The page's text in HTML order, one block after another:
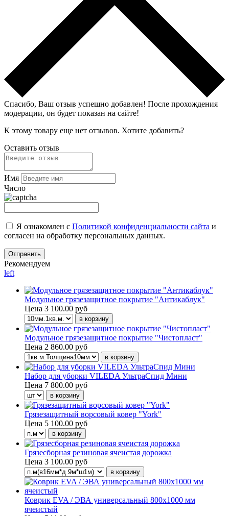
Спасибо, Ваш отзыв успешно добавлен! После прохождения
модерации, он будет показан на сайте!
К этому товару еще нет отзывов. Хотите добавить?
Оставить отзыв
Имя
Число
Я ознакомлен с Политикой конфиденциальности сайта и
согласен на обработку персональных данных.
Рекомендуем
left
Модульное грязезащитное покрытие "Антикаблук"
Цена 3 100.00 руб
Модульное грязезащитное покрытие "Чистопласт"
Цена 2 860.00 руб
Набор для уборки VILEDA УльтраСпид Мини
Цена 7 800.00 руб
Грязезащитный ворсовый ковер "York"
Цена 5 100.00 руб
Грязесборная резиновая ячеистая дорожка
Цена 3 100.00 руб
Коврик EVA / ЭВА универсальный 800х1000 мм
ячеистый